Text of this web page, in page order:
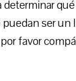
ser un
favor